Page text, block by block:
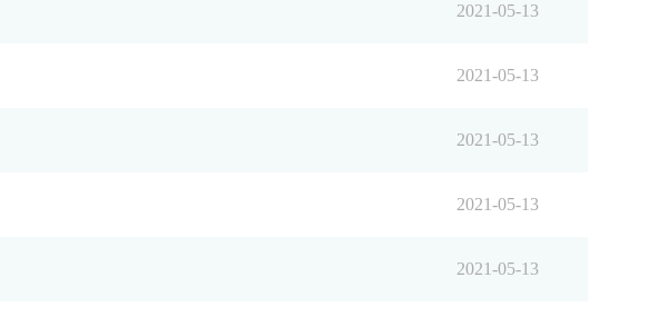
2021-05-13
2021-05-13
2021-05-13
2021-05-13
2021-05-13